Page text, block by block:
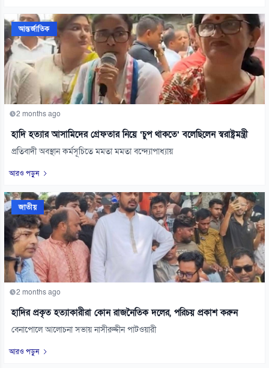
আন্তর্জাতিক
2 months ago
হাদি হত্যার আসামিদের গ্রেফতার নিয়ে ‘চুপ থাকতে’ বলেছিলেন স্বরাষ্ট্রমন্ত্রী
প্রতিবাদী অবস্থান কর্মসূচিতে মমতা মমতা বন্দ্যোপাধ্যায়
আরও পড়ুন
জাতীয়
2 months ago
হাদির প্রকৃত হত্যাকারীরা কোন রাজনৈতিক দলের, পরিচয় প্রকাশ করুন
বেনাপোলে আলোচনা সভায় নাসীরুদ্দীন পাটওয়ারী
আরও পড়ুন